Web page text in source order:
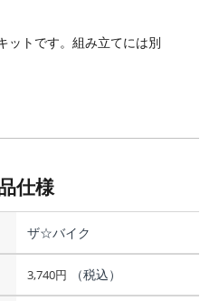
ットです。組み立てには別
仕様
ザ☆バイク
3,740円 （税込）